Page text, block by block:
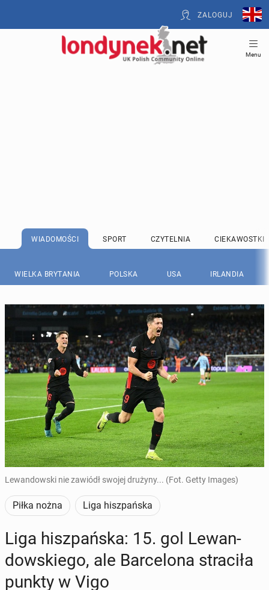
ZALOGUJ
Menu
WIADOMOŚCI SPORT CZYTELNIA CIEKAWOSTKI
WIELKA BRYTANIA POLSKA USA IRLANDIA
Lewandowski nie zawiódł swojej drużyny... (Fot. Getty Images)
Piłka nożna Liga hiszpańska
Liga hisz­pań­ska: 15. gol Le­wan­
dow­skie­go, ale Bar­ce­lo­na stra­ci­ła
punkty w Vigo